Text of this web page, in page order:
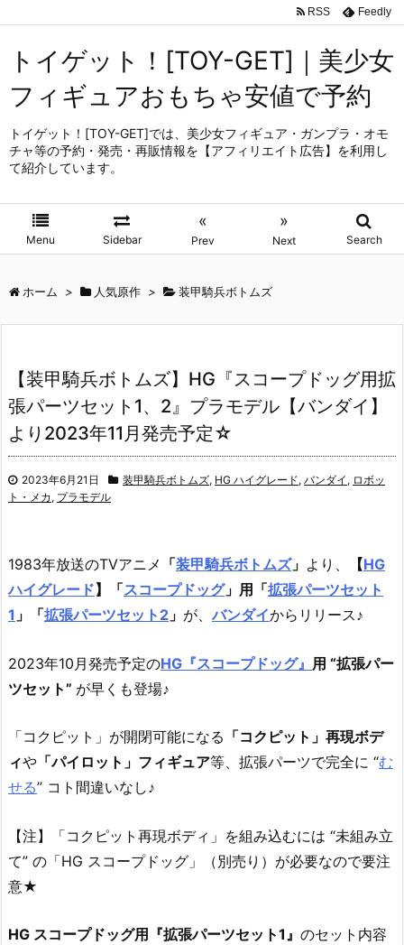
トイゲット！[TOY-GET]｜美少女
フィギュアおもちゃ安値で予約
トイゲット！[TOY-GET]では、美少女フィギュア・ガンプラ・オモ
チャ等の予約・発売・再販情報を【アフィリエイト広告】を利用し
て紹介しています。
Menu Sidebar
«
Prev
»
Next Search
RSS Feedly
ホーム > 人気原作 > 装甲騎兵ボトムズ
【装甲騎兵ボトムズ】HG『スコープドッグ用拡
張パーツセット1、2』プラモデル【バンダイ】
より2023年11月発売予定☆
2023年6月21日 装甲騎兵ボトムズ, HG ハイグレード, バンダイ , ロボッ
ト・メカ , プラモデル
1983年放送のTVアニメ 「装甲騎兵ボトムズ」 より、 【HG
ハイグレード】「スコープドッグ」用「拡張パーツセット
1 」 「拡張パーツセット2 」 が、バンダイからリリース♪
2023年10月発売予定のHG『スコープドッグ』 用 “拡張パー
ツセット” が早くも登場♪
「コクピット」が開閉可能になる 「コクピット」再現ボデ
ィや 「パイロット」フィギュア等、拡張パーツで完全に “む
せる” コト間違いなし♪
【注】「コクピット再現ボディ」を組み込むには “未組み立
て” の「HG スコープドッグ」（別売り）が必要なので要注
意★
HG スコープドッグ用『拡張パーツセット1』 のセット内容